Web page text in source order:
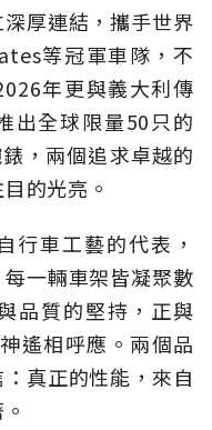
厚連結，攜手世界
等冠軍車隊，不
年更與義大利傳
出全球限量50只的
，兩個追求卓越的
的光亮。
行車工藝的代表，
一輛車架皆凝聚數
品質的堅持，正與
遙相呼應。兩個品
真正的性能，來自